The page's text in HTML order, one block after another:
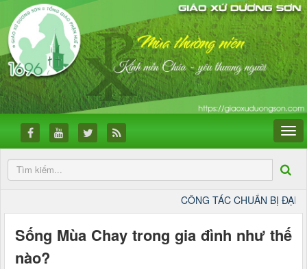
CÔNG TÁC CHUẨN BỊ ĐẠI HỘI ĐỨC
Sống Mùa Chay trong gia đình như thế
nào?